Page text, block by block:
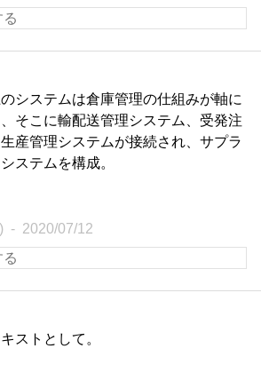
システムは倉庫管理の仕組みが軸に
そこに輸配送管理システム、受発注
産管理システムが接続され、サプラ
ステムを構成。
2020/07/12
ストとして。